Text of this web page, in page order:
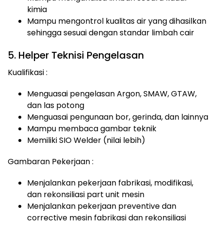
kimia
Mampu mengontrol kualitas air yang dihasilkan
sehingga sesuai dengan standar limbah cair
5. Helper Teknisi Pengelasan
Kualifikasi :
Menguasai pengelasan Argon, SMAW, GTAW,
dan las potong
Menguasai pengunaan bor, gerinda, dan lainnya
Mampu membaca gambar teknik
Memiliki SIO Welder (nilai lebih)
Gambaran Pekerjaan :
Menjalankan pekerjaan fabrikasi, modifikasi,
dan rekonsiliasi part unit mesin
Menjalankan pekerjaan preventive dan
corrective mesin fabrikasi dan rekonsiliasi